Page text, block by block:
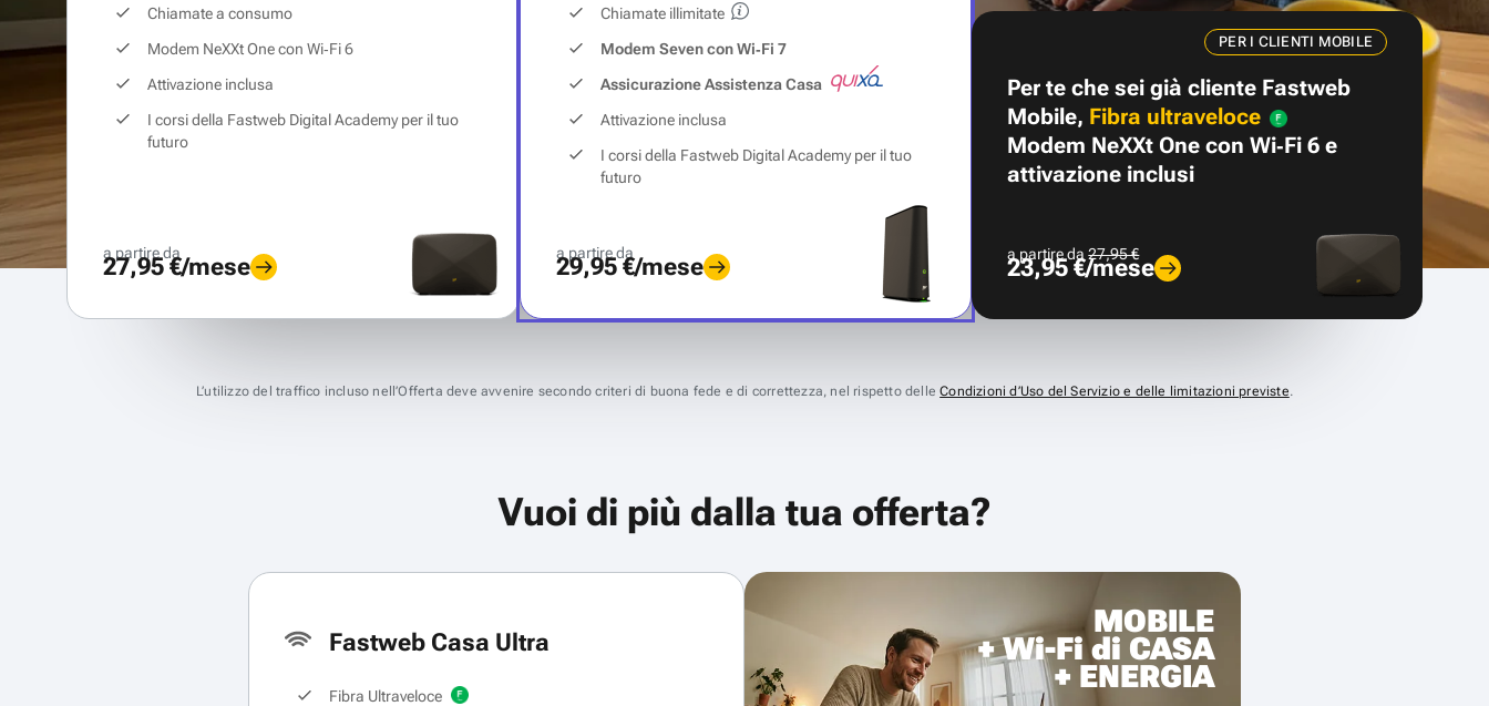
Chiamate a consumo
Modem NeXXt One con Wi‑Fi 6
Attivazione inclusa
I corsi della Fastweb Digital Academy per il tuo
futuro
a partire da
27,95 €/mese
Chiamate illimitate
Modem Seven con Wi‑Fi 7
Assicurazione Assistenza Casa
Attivazione inclusa
I corsi della Fastweb Digital Academy per il tuo
futuro
a partire da
29,95 €/mese
PER I CLIENTI MOBILE
Per te che sei già cliente Fastweb
Mobile, Fibra ultraveloce
Modem NeXXt One con Wi‑Fi 6 e
attivazione inclusi
a partire da27,95 €
23,95 €/mese
L’utilizzo del traffico incluso nell’Offerta deve avvenire secondo criteri di buona fede e di correttezza, nel rispetto delleCondizioni d’Uso del Servizio e delle limitazioni previste.
Vuoi di più dalla tua offerta?
Fastweb Casa Ultra
Fibra Ultraveloce
MOBILE
+ Wi-Fi di CASA
+ ENERGIA